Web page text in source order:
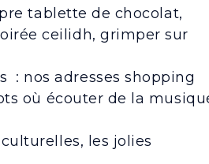
tablette de chocolat,
ceilidh, grimper sur
: nos adresses shopping
où écouter de la
les jolies